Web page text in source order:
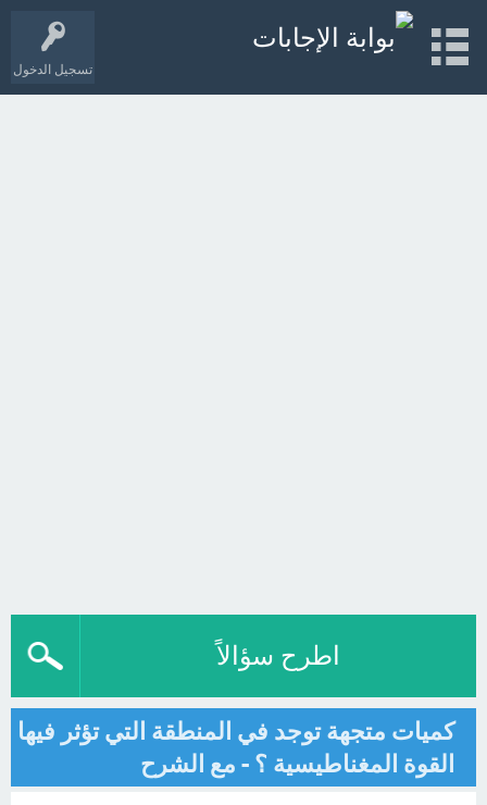
تسجيل الدخول
اطرح سؤالاً
كميات متجهة توجد في المنطقة التي تؤثر فيها
القوة المغناطيسية ؟ - مع الشرح